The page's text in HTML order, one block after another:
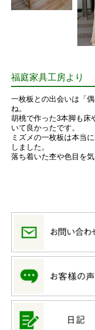
福庭家具工房より
一枚板との出会いは「
ね。
胡桃で作った3本脚も床
いて良かったです。
ミズメの一枚板は本当
しました。
落ち着いた杢や色目を